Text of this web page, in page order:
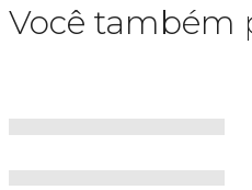
Você também